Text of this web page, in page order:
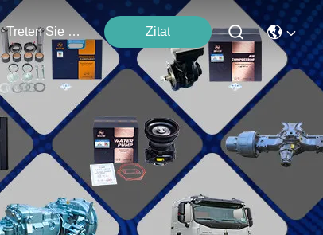
Treten Sie Mit Uns In Verbindung Zitat